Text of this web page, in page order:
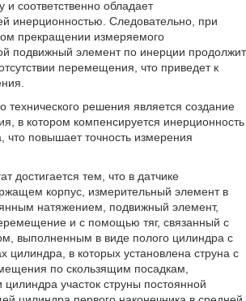
соответственно обладает
инерционностью. Следовательно, при
прекращении измеряемого
подвижный элемент по инерции продолжит
перемещения, что приведет к
технического решения является создание
в котором компенсируется инерционность
что повышает точность измерения
достигается тем, что в датчике
корпус, измерительный элемент в
натяжением, подвижный элемент,
и с помощью тяг, связанный с
выполненным в виде полого цилиндра с
цилиндра, в которых установлена струна с
по скользящим посадкам,
участок струны постоянной